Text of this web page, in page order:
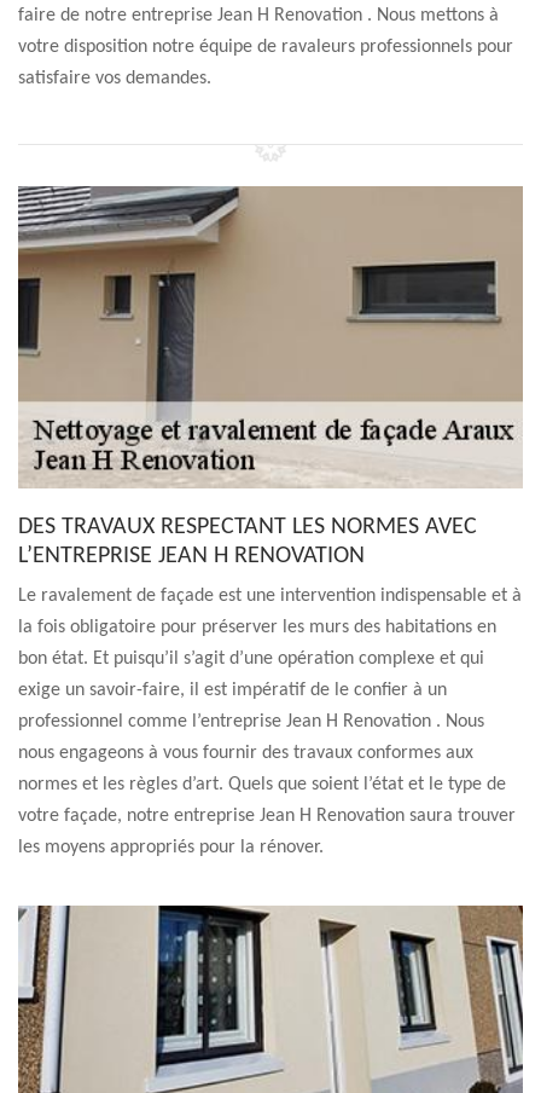
faire de notre entreprise Jean H Renovation . Nous mettons à
votre disposition notre équipe de ravaleurs professionnels pour
satisfaire vos demandes.
DES TRAVAUX RESPECTANT LES NORMES AVEC
L’ENTREPRISE JEAN H RENOVATION
Le ravalement de façade est une intervention indispensable et à
la fois obligatoire pour préserver les murs des habitations en
bon état. Et puisqu’il s’agit d’une opération complexe et qui
exige un savoir-faire, il est impératif de le confier à un
professionnel comme l’entreprise Jean H Renovation . Nous
nous engageons à vous fournir des travaux conformes aux
normes et les règles d’art. Quels que soient l’état et le type de
votre façade, notre entreprise Jean H Renovation saura trouver
les moyens appropriés pour la rénover.